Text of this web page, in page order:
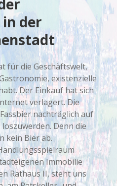
der
für die Geschäftswelt,
existenzielle
Der Einkauf hat sich
verlagert. Die
nachträglich auf
Denn die
kein Bier ab.
Immobilie
Rathaus II, steht uns